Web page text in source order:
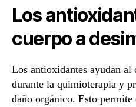
Los
cuerpo a
Los antioxidantes ayudan al
durante la quimioterapia y
daño orgánico. Esto